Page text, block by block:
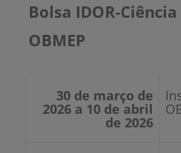
Bolsa IDOR-
OBMEP
30 de março de
2026 a 10 de abril
de 2026